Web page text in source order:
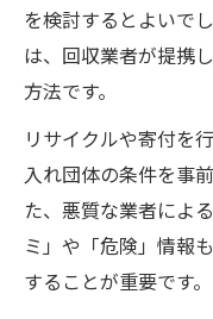
を検討するとよいで
は、回収業者が提携
方法です。
リサイクルや寄付を
入れ団体の条件を事
た、悪質な業者によ
ミ」や「危険」情報
することが重要です。